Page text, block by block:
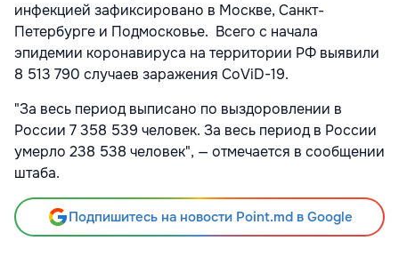
инфекцией зафиксировано в Москве, Санкт-
Петербурге и Подмосковье. Всего с начала
эпидемии коронавируса на территории РФ выявили
8 513 790 случаев заражения CoViD-19.
"За весь период выписано по выздоровлении в
России 7 358 539 человек. За весь период в России
умерло 238 538 человек", — отмечается в сообщении
штаба.
Подпишитесь на новости Point.md в Google